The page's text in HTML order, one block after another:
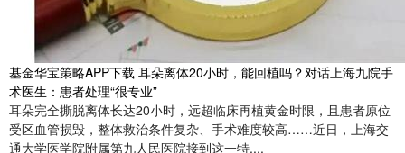
基金华宝策略APP下载 耳朵离体20小时，能回植吗？对话上海九院手
术医生：患者处理“很专业”
耳朵完全撕脱离体长达20小时，远超临床再植黄金时限，且患者原位
受区血管损毁，整体救治条件复杂、手术难度较高……近日，上海交
通大学医学院附属第九人民医院接到这一特....